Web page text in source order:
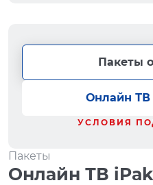
Пакеты
Онлайн ТВ
УСЛОВИЯ
Пакеты
Онлайн ТВ